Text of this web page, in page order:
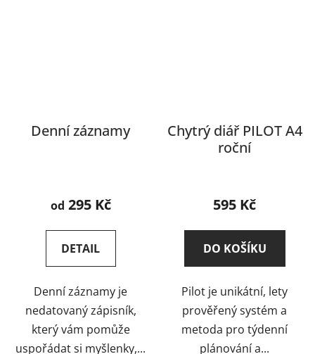
Denní záznamy
hodnocení
je
5,0
5
hvězdiček.
od 295 Kč
DETAIL
Denní záznamy je
nedatovaný zápisník,
který vám pomůže
uspořádat si myšlenky,...
Chytrý diář PILOT A4
roční
595 Kč
DO KOŠÍKU
Pilot je unikátní, lety
prověřený systém a
metoda pro týdenní
plánování a...